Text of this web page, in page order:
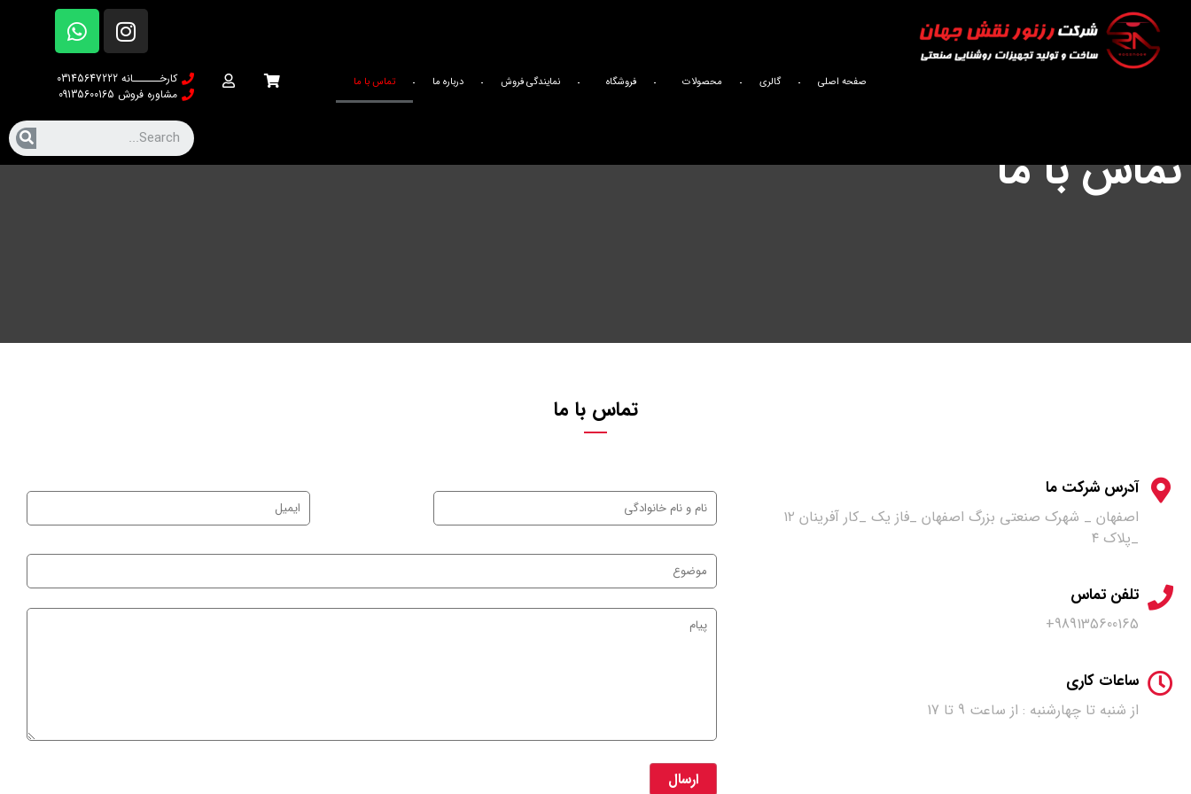
صفحه اصلی گالری محصولات فروشگاه نمایندگی فروش درباره ما تماس با ما
کارخــــــانه 03145647222
مشاوره فروش 09135600165
تماس با ما
تماس با ما
آدرس شرکت ما
اصفهان _ شهرک صنعتی بزرگ اصفهان _فاز یک _کار آفرینان ۱۲
_پلاک ۴
تلفن تماس
989135600165+
ساعات کاری
از شنبه تا چهارشنبه : از ساعت 9 تا 17